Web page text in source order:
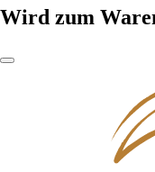
Wird zum